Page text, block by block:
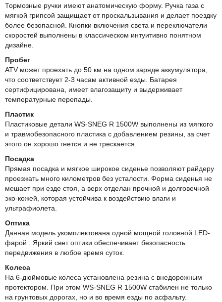
Тормозные ручки имеют анатомическую форму. Ручка газа с
мягкой грипсой защищает от проскальзывания и делает поездку
более безопасной. Кнопки включения света и переключатели
скоростей выполнены в классическом интуитивно понятном
дизайне.
Пробег
ATV может проехать до 50 км на одном заряде аккумулятора,
что соответствует 2-3 часам активной езды. Батарея
сертифицирована, имеет влагозащиту и выдерживает
температурные перепады.
Пластик
Пластиковые детали WS-SNEG R 1500W выполнены из мягкого
и травмобезопасного пластика с добавлением резины, за счет
этого он хорошо гнется и не трескается.
Посадка
Прямая посадка и мягкое широкое сиденье позволяют райдеру
проезжать много километров без усталости. Форма сиденья не
мешает при езде стоя, а верх отделан прочной и долговечной
эко-кожей, которая устойчива к воздействию влаги и
ультрафиолета.
Оптика
Данная модель укомплектована одной мощной головной LED-
фарой . Яркий свет оптики обеспечивает безопасность
передвижения в любое время суток.
Колеса
На 6-дюймовые колеса установлена резина с внедорожным
протектором. При этом WS-SNEG R 1500W стабилен не только
на грунтовых дорогах, но и во время езды по асфальту.